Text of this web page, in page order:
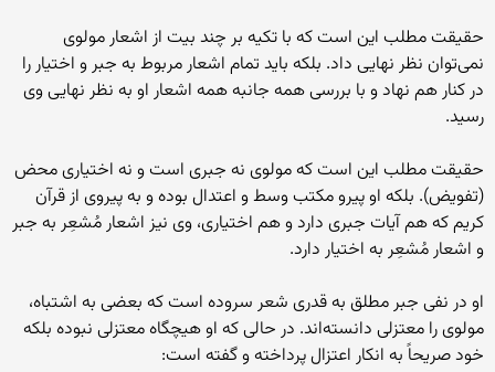
حقیقت مطلب این است که با تکیه بر چند بیت از اشعار مولوى
نمى‌‏توان نظر نهایى داد. بلکه باید تمام اشعار مربوط به جبر و اختیار را
در کنار هم نهاد و با بررسى همه جانبه همه اشعار او به نظر نهایى وى
رسید.
حقیقت مطلب این است که مولوى نه جبرى است و نه اختیارى محض
(تفویض). بلکه او پیرو مکتب وسط و اعتدال بوده و به پیروى از قرآن
کریم که هم آیات جبرى دارد و هم اختیارى، وى نیز اشعار مُشعِر به جبر
و اشعار مُشعِر به اختیار دارد.
او در نفى جبر مطلق به قدرى شعر سروده است که بعضى به اشتباه،
مولوی را معتزلى دانسته‌‏اند. در حالى که او هیچگاه معتزلى نبوده بلکه
خود صریحاً به انکار اعتزال پرداخته و گفته است: